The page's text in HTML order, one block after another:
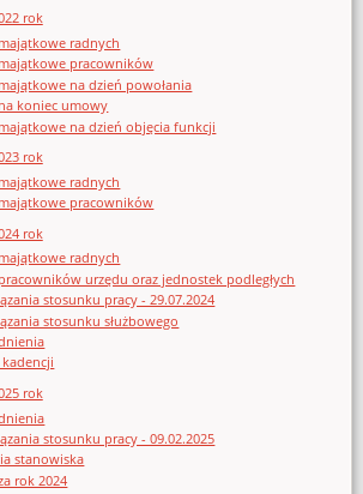
rok
radnych
pracowników
na dzień powołania
koniec umowy
na dzień objęcia funkcji
rok
radnych
pracowników
rok
radnych
urzędu oraz jednostek podległych
stosunku pracy - 29.07.2024
stosunku służbowego
kadencji
rok
stosunku pracy - 09.02.2025
stanowiska
rok 2024